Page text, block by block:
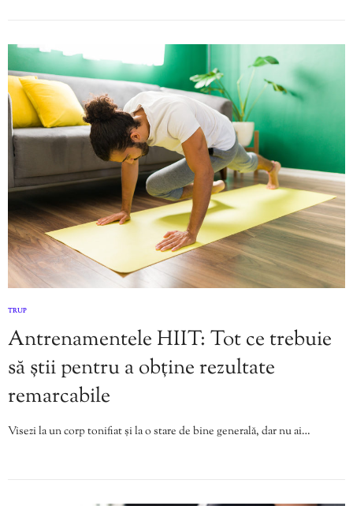
TRUP
Antrenamentele HIIT: Tot ce trebuie
să știi pentru a obține rezultate
remarcabile
Visezi la un corp tonifiat și la o stare de bine generală, dar nu ai…